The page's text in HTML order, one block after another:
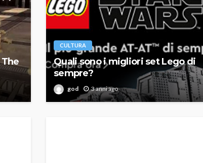
CULTURA
Quali sono i migliori set Lego di
sempre?
god 3 anni ago